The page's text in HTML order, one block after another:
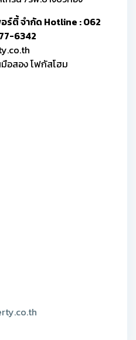
ร์ตี้ จำกัด Hotline : 062
6342
อสอง โฟกัสโฮม